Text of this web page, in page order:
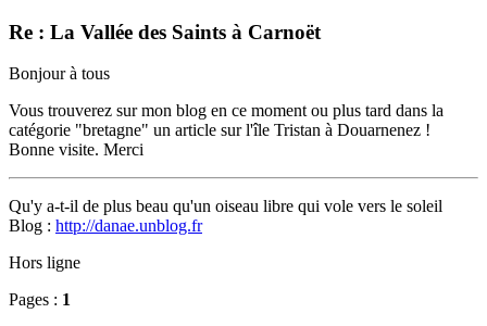
Re : La Vallée des Saints à Carnoët
Bonjour à tous
Vous trouverez sur mon blog en ce moment ou plus tard dans la
catégorie "bretagne" un article sur l'île Tristan à Douarnenez !
Bonne visite. Merci
Qu'y a-t-il de plus beau qu'un oiseau libre qui vole vers le soleil
Blog : http://danae.unblog.fr
Hors ligne
Pages : 1